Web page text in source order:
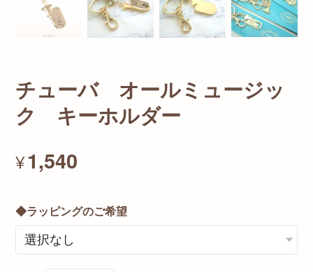
チューバ オールミュージッ
ク キーホルダー
¥1,540
◆ラッピングのご希望